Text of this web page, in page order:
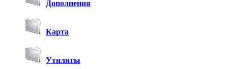
Дополнения
Карта
Утилиты